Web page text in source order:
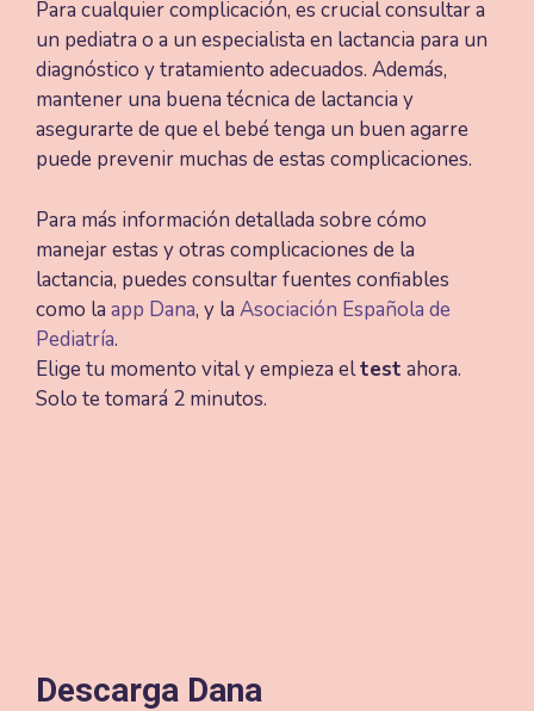
Para cualquier complicación, es crucial consultar a
un pediatra o a un especialista en lactancia para un
diagnóstico y tratamiento adecuados. Además,
mantener una buena técnica de lactancia y
asegurarte de que el bebé tenga un buen agarre
puede prevenir muchas de estas complicaciones.
Para más información detallada sobre cómo
manejar estas y otras complicaciones de la
lactancia, puedes consultar fuentes confiables
como la app Dana, y la Asociación Española de
Pediatría.
Elige tu momento vital y empieza eltest ahora.
Solo te tomará 2 minutos.
Descarga Dana